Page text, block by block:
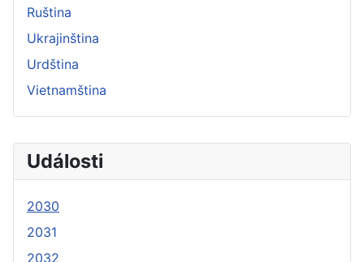
Události
2030
2031
2032
Ruština
Ukrajinština
Urdština
Vietnamština